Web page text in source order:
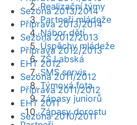
Realizační týmy
Partneři mládeže
Nábor dětí
Úspěchy mládeže
ZŠ Labská
SMS servis
Týmová fota
Zápasy juniorů
Zápasy dorostu
Sezóna 2013/2014
Příprava 2013/2014
Sezóna 2012/2013
Příprava 2012/2013
EHT 2012
Sezóna 2011/2012
Příprava 2011/2012
EHT 2011
Sezóna 2010/2011